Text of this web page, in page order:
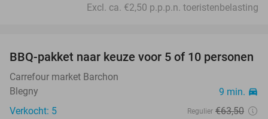
Excl. ca. €2,50 p.p.p.n. toeristenbelasting
21%
BBQ-pakket naar keuze voor 5 of 10 personen
Carrefour market Barchon
Blegny
9 min. directions_car
Verkocht: 5 Regulier €63,50